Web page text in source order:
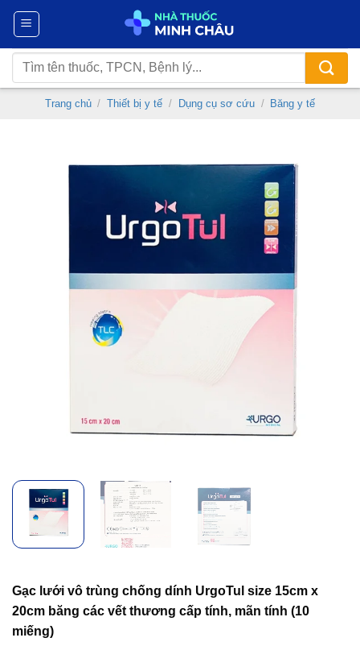
Chuyển
nội
dung
Tìm
kiếm:
Trang chủ / Thiết bị y tế / Dụng cụ sơ cứu / Băng y tế
Gạc lưới vô trùng chống dính UrgoTul size 15cm x
20cm băng các vết thương cấp tính, mãn tính (10
miếng)